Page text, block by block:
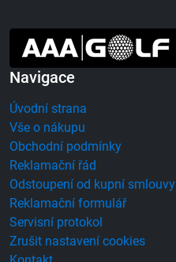
Navigace
Úvodní strana
Vše o nákupu
Obchodní podmínky
Reklamační řád
Odstoupení od kupní smlouvy
Reklamační formulář
Servisní protokol
Zrušit nastavení cookies